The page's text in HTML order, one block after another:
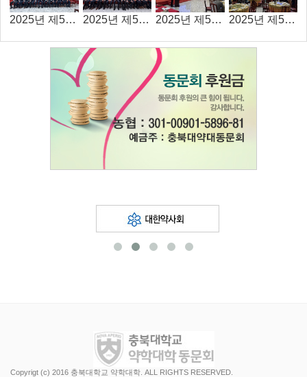
2025년 제53회 정기총회 /home/cbyak/html/_data/board/202603/thumb_2026031704455980.jpg 2025년 제53회 정기총회 /home/cbyak/html/_data/board/202603/thumb_2026031704455969.jpg 2025년 제53회 정기총회 /home/cbyak/html/_data/board/202603/thumb_2026031704455942.jpg 2025년 제53회 정기총회 /home/cbyak/html/_data/board/202603/thumb_2026031704473848.jpg
Copyrigt (c) 2016 충북대학교 약학대학. ALL RIGHTS RESERVED.